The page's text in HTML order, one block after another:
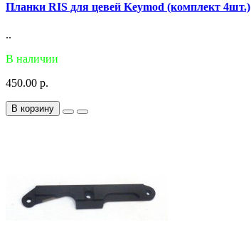
Планки RIS для цевей Keymod (комплект 4шт.)
..
В наличии
450.00 р.
В корзину